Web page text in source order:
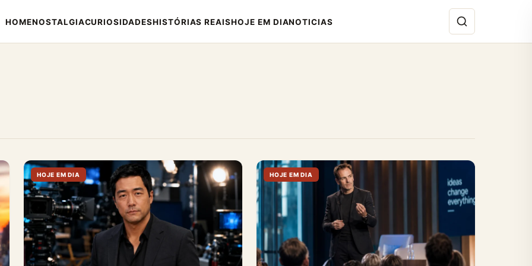
HOMENOSTALGIACURIOSIDADESHISTÓRIAS REAISHOJE EM DIANOTICIAS
HOJE EM DIA HOJE EM DIA